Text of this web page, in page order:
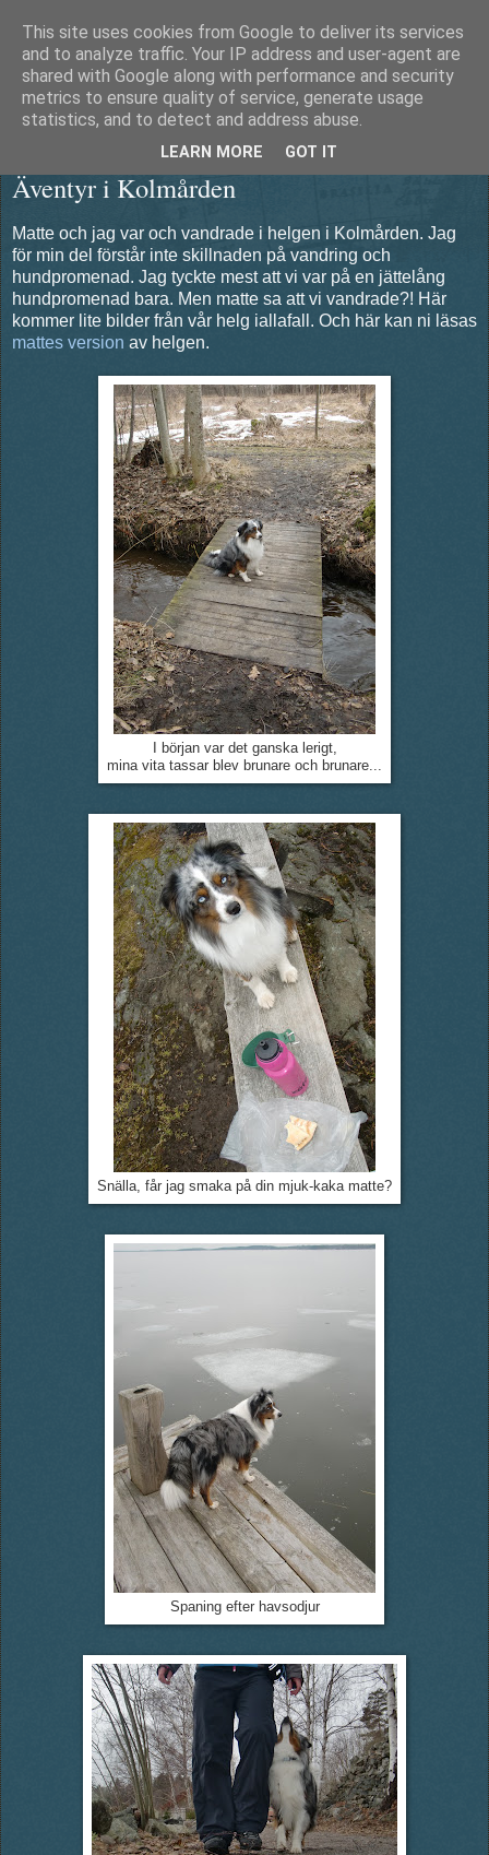
Äventyrshunden Diesel
Äventyr i Kolmården
Matte och jag var och vandrade i helgen i Kolmården. Jag
för min del förstår inte skillnaden på vandring och
hundpromenad. Jag tyckte mest att vi var på en jättelång
hundpromenad bara. Men matte sa att vi vandrade?! Här
kommer lite bilder från vår helg iallafall. Och här kan ni läsas
mattes version av helgen.
I början var det ganska lerigt,
mina vita tassar blev brunare och brunare...
Snälla, får jag smaka på din mjuk-kaka matte?
Spaning efter havsodjur
This site uses cookies from Google to deliver its services
and to analyze traffic. Your IP address and user-agent are
shared with Google along with performance and security
metrics to ensure quality of service, generate usage
statistics, and to detect and address abuse.
LEARN MORE GOT IT